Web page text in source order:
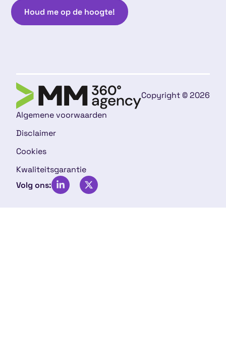
Houd me op de hoogte!
Copyright © 2026
Algemene voorwaarden
Disclaimer
Cookies
Kwaliteitsgarantie
Volg ons: